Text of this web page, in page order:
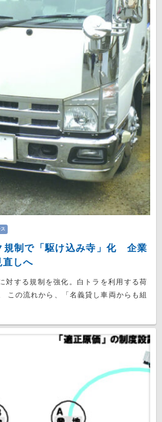
規制で「駆け込み寺」化 企業
直しへ
対する規制を強化。白トラを利用する荷
この流れから、「名義貸し車両からも組